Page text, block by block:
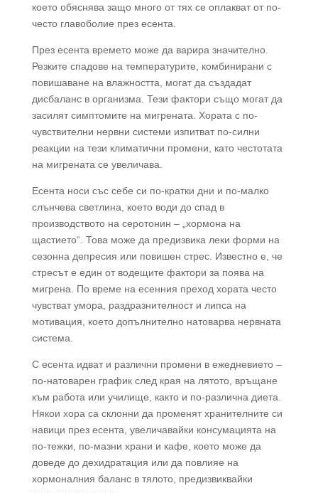
което обяснява защо много от тях се оплакват от по-
често главоболие през есента.
През есента времето може да варира значително.
Резките спадове на температурите, комбинирани с
повишаване на влажността, могат да създадат
дисбаланс в организма. Тези фактори също могат да
засилят симптомите на мигрената. Хората с по-
чувствителни нервни системи изпитват по-силни
реакции на тези климатични промени, като честотата
на мигрената се увеличава.
Есента носи със себе си по-кратки дни и по-малко
слънчева светлина, което води до спад в
производството на серотонин – „хормона на
щастието“. Това може да предизвика леки форми на
сезонна депресия или повишен стрес. Известно е, че
стресът е един от водещите фактори за поява на
мигрена. По време на есенния преход хората често
чувстват умора, раздразнителност и липса на
мотивация, което допълнително натоварва нервната
система.
С есента идват и различни промени в ежедневието –
по-натоварен график след края на лятото, връщане
към работа или училище, както и по-различна диета.
Някои хора са склонни да променят хранителните си
навици през есента, увеличавайки консумацията на
по-тежки, по-мазни храни и кафе, което може да
доведе до дехидратация или да повлияе на
хормоналния баланс в тялото, предизвиквайки